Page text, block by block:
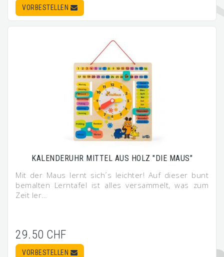
VORBESTELLEN
KALENDERUHR MITTEL AUS HOLZ "DIE MAUS"
Mit der Maus lernt sich´s leichter! Auf dieser bunt
bemalten Lerntafel ist alles versammelt, was zum
Zeit ler…
29.50 CHF
VORBESTELLEN